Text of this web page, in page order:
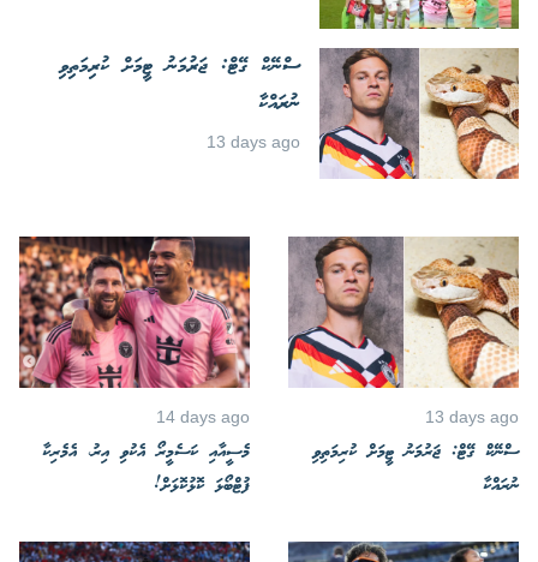
ސްނޭކް ގޭޓް: ޖަރުމަނު ޓީމަށް ކުރިމަތިވި
ނުރައްކާ
13 days ago
13 days ago
ސްނޭކް ގޭޓް: ޖަރުމަނު ޓީމަށް ކުރިމަތިވި
ނުރައްކާ
14 days ago
މެސީއާއި ކަސެމީރޯ އެކުވި އިރު، އެމެރިކާ
ފުޓްބޯޅަ ކޮޅުކޮޅަށް!